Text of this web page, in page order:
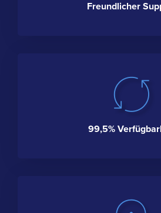
Freundlicher
99,5%